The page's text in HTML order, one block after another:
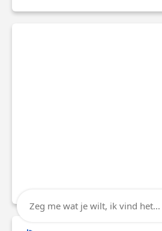
Zeg me wat je wilt, ik vind het...